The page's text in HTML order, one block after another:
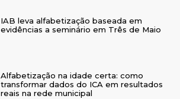
IAB leva alfabetização baseada em
evidências a seminário em Três de Maio
Alfabetização na idade certa: como
transformar dados do ICA em resultados
reais na rede municipal